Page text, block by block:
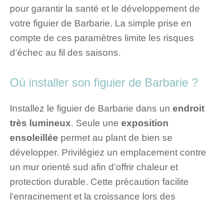
pour garantir la santé et le développement de
votre figuier de Barbarie. La simple prise en
compte de ces paramètres limite les risques
d’échec au fil des saisons.
Où installer son figuier de Barbarie ?
Installez le figuier de Barbarie dans un endroit
très lumineux. Seule une exposition
ensoleillée permet au plant de bien se
développer. Privilégiez un emplacement contre
un mur orienté sud afin d’offrir chaleur et
protection durable. Cette précaution facilite
l’enracinement et la croissance lors des